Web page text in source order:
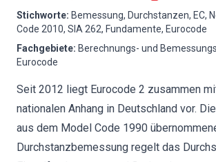
Stichworte: Bemessung, Durchstanzen, EC,
Code 2010, SIA 262, Fundamente, Eurocode
Fachgebiete: Berechnungs- und
Eurocode
Seit 2012 liegt Eurocode 2 zusammen
nationalen Anhang in Deutschland vor.
aus dem Model Code 1990
Durchstanzbemessung regelt das